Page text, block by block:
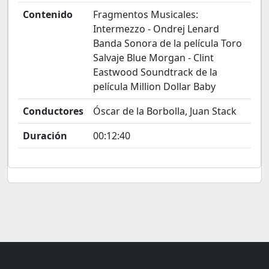
Contenido
Fragmentos Musicales:
Intermezzo - Ondrej Lenard
Banda Sonora de la película Toro
Salvaje Blue Morgan - Clint
Eastwood Soundtrack de la
película Million Dollar Baby
Conductores
Óscar de la Borbolla, Juan Stack
Duración
00:12:40